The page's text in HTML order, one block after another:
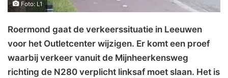
Foto: L1
Roermond gaat de verkeerssituatie in Leeuwen
voor het Outletcenter wijzigen. Er komt een proef
waarbij verkeer vanuit de Mijnheerkensweg
richting de N280 verplicht linksaf moet slaan. Het is